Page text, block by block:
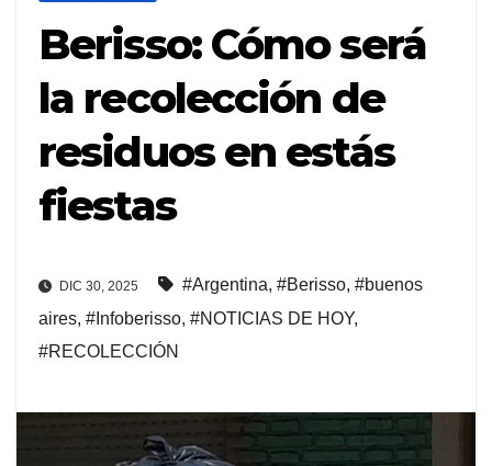
Berisso: Cómo será
la recolección de
residuos en estás
fiestas
DIC 30, 2025 #Argentina, #Berisso, #buenos
aires, #Infoberisso, #NOTICIAS DE HOY,
#RECOLECCIÓN